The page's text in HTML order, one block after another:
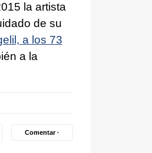
la artista
de su
a los 73
a la
Comentar ·